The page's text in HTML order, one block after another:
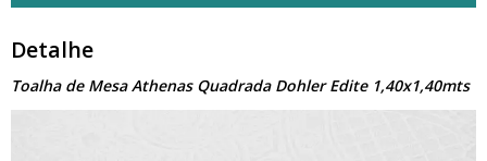
Detalhe
Toalha de Mesa Athenas Quadrada Dohler Edite 1,40x1,40mts